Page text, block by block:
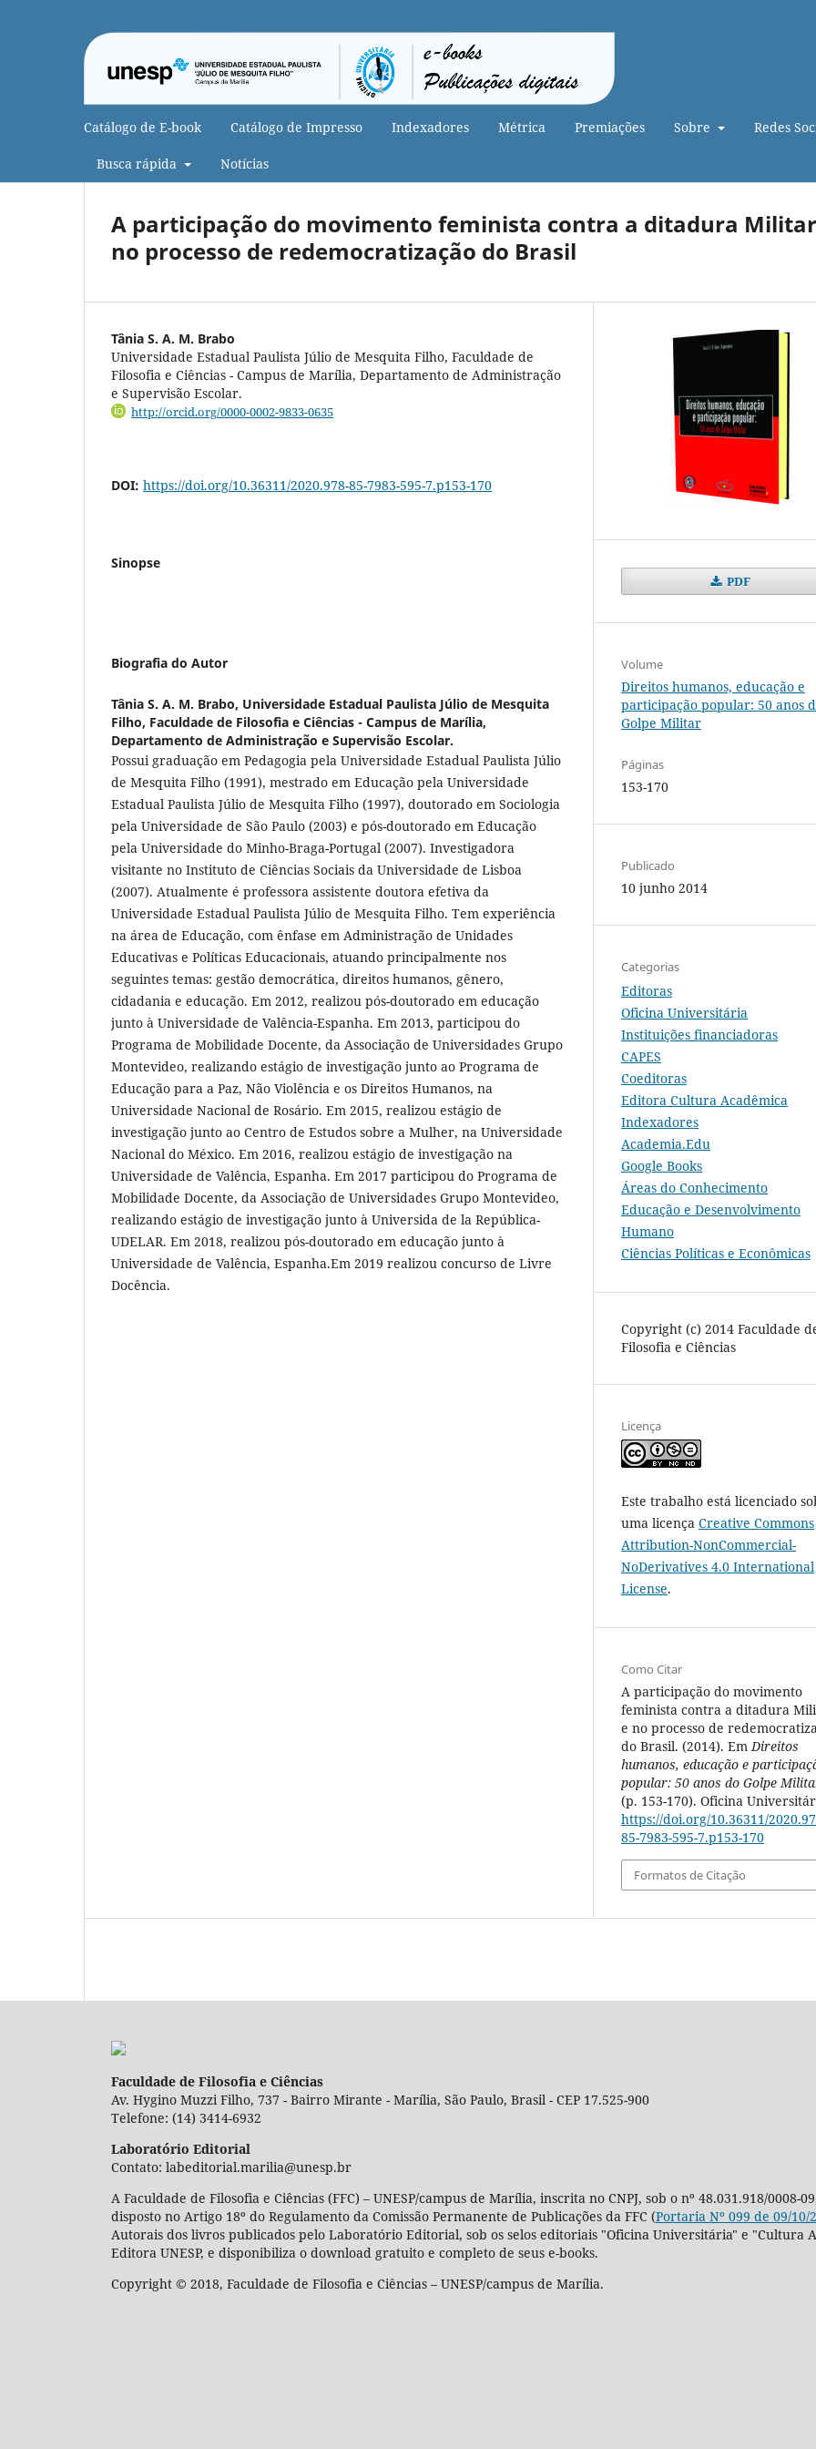
Catálogo de E-book Catálogo de Impresso Indexadores Métrica Premiações Sobre Redes
Busca rápida Notícias
A participação do movimento feminista contra a ditadura
no processo de redemocratização do Brasil
Tânia S. A. M. Brabo
Universidade Estadual Paulista Júlio de Mesquita Filho, Faculdade de
Filosofia e Ciências - Campus de Marília, Departamento de Administração
e Supervisão Escolar.
http://orcid.org/0000-0002-9833-0635
DOI: https://doi.org/10.36311/2020.978-85-7983-595-7.p153-170
Sinopse
Biografia do Autor
Tânia S. A. M. Brabo, Universidade Estadual Paulista Júlio de Mesquita
Filho, Faculdade de Filosofia e Ciências - Campus de Marília,
Departamento de Administração e Supervisão Escolar.
Possui graduação em Pedagogia pela Universidade Estadual Paulista Júlio
de Mesquita Filho (1991), mestrado em Educação pela Universidade
Estadual Paulista Júlio de Mesquita Filho (1997), doutorado em Sociologia
pela Universidade de São Paulo (2003) e pós-doutorado em Educação
pela Universidade do Minho-Braga-Portugal (2007). Investigadora
visitante no Instituto de Ciências Sociais da Universidade de Lisboa
(2007). Atualmente é professora assistente doutora efetiva da
Universidade Estadual Paulista Júlio de Mesquita Filho. Tem experiência
na área de Educação, com ênfase em Administração de Unidades
Educativas e Políticas Educacionais, atuando principalmente nos
seguintes temas: gestão democrática, direitos humanos, gênero,
cidadania e educação. Em 2012, realizou pós-doutorado em educação
junto à Universidade de Valência-Espanha. Em 2013, participou do
Programa de Mobilidade Docente, da Associação de Universidades Grupo
Montevideo, realizando estágio de investigação junto ao Programa de
Educação para a Paz, Não Violência e os Direitos Humanos, na
Universidade Nacional de Rosário. Em 2015, realizou estágio de
investigação junto ao Centro de Estudos sobre a Mulher, na Universidade
Nacional do México. Em 2016, realizou estágio de investigação na
Universidade de Valência, Espanha. Em 2017 participou do Programa de
Mobilidade Docente, da Associação de Universidades Grupo Montevideo,
realizando estágio de investigação junto à Universida de la República-
UDELAR. Em 2018, realizou pós-doutorado em educação junto à
Universidade de Valência, Espanha.Em 2019 realizou concurso de Livre
Docência.
PDF
Volume
Direitos humanos, educação e
participação popular: 50 anos
Golpe Militar
Páginas
153-170
Publicado
10 junho 2014
Categorias
Editoras
Oficina Universitária
Instituições financiadoras
CAPES
Coeditoras
Editora Cultura Acadêmica
Indexadores
Academia.Edu
Google Books
Áreas do Conhecimento
Educação e Desenvolvimento
Humano
Ciências Políticas e Econômicas
Copyright (c) 2014 Faculdade
Filosofia e Ciências
Licença
Este trabalho está licenciado
uma licença Creative Commons
Attribution-NonCommercial-
NoDerivatives 4.0 International
License.
Como Citar
A participação do movimento
feminista contra a ditadura
e no processo de
do Brasil. (2014). EmDireitos
humanos, educação e
popular: 50 anos do Golpe
(p. 153-170). Oficina
https://doi.org/10.36311/
85-7983-595-7.p153-170
Formatos de Citação
Faculdade de Filosofia e Ciências
Av. Hygino Muzzi Filho, 737 - Bairro Mirante - Marília, São Paulo, Brasil - CEP 17.525-900
Telefone: (14) 3414-6932
Laboratório Editorial
Contato: labeditorial.marilia@unesp.br
A Faculdade de Filosofia e Ciências (FFC) – UNESP/campus de Marília, inscrita no CNPJ, sob o nº 48.031.918/0008-
disposto no Artigo 18º do Regulamento da Comissão Permanente de Publicações da FFC (Portaria Nº 099 de 09/10/
Autorais dos livros publicados pelo Laboratório Editorial, sob os selos editoriais "Oficina Universitária" e "Cultura
Editora UNESP, e disponibiliza o download gratuito e completo de seus e-books.
Copyright © 2018, Faculdade de Filosofia e Ciências – UNESP/campus de Marília.